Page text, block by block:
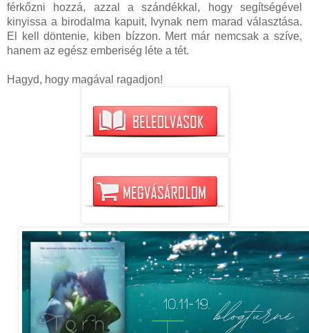
férkőzni hozzá, azzal a szándékkal, hogy segítségével
kinyissa a birodalma kapuit, Ivynak nem marad választása.
El kell döntenie, kiben bízzon. Mert már nemcsak a szíve,
hanem az egész emberiség léte a tét.
Hagyd, hogy magával ragadjon!